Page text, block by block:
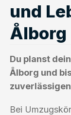
und
Ålborg
Du planst
Ålborg und
Bei